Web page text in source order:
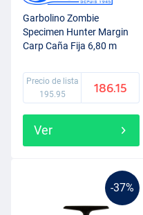
Garbolino Zombie
Specimen Hunter Margin
Carp Caña Fija 6,80 m
Precio de lista
195.95
186.15
Ver
-37%